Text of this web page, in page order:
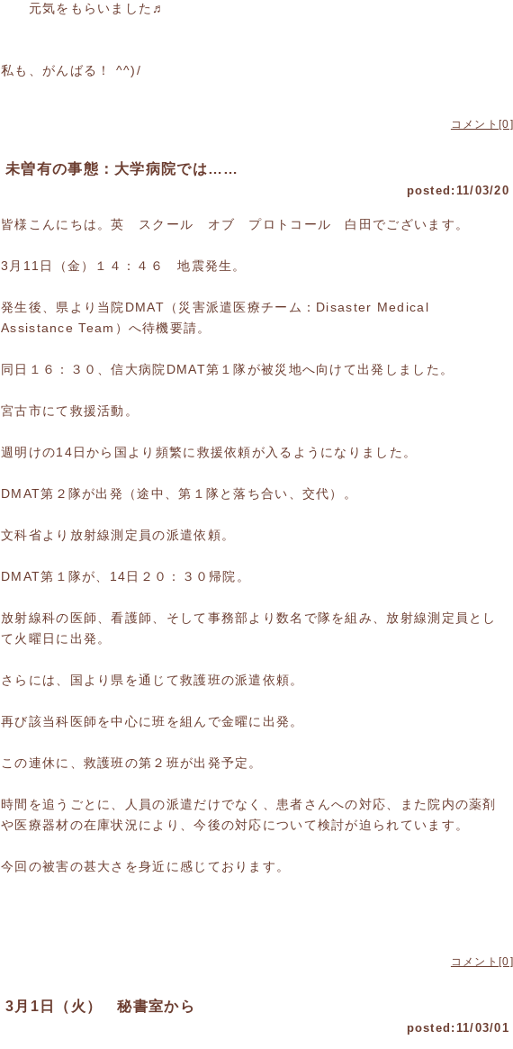
元気をもらいました♬
私も、がんばる！ ^^)/
コメント[0]
未曽有の事態：大学病院では……
posted:11/03/20
皆様こんにちは。英 スクール オブ プロトコール 白田でございます。
3月11日（金）１４：４６ 地震発生。
発生後、県より当院DMAT（災害派遣医療チーム：Disaster Medical
Assistance Team）へ待機要請。
同日１６：３０、信大病院DMAT第１隊が被災地へ向けて出発しました。
宮古市にて救援活動。
週明けの14日から国より頻繁に救援依頼が入るようになりました。
DMAT第２隊が出発（途中、第１隊と落ち合い、交代）。
文科省より放射線測定員の派遣依頼。
DMAT第１隊が、14日２０：３０帰院。
放射線科の医師、看護師、そして事務部より数名で隊を組み、放射線測定員とし
て火曜日に出発。
さらには、国より県を通じて救護班の派遣依頼。
再び該当科医師を中心に班を組んで金曜に出発。
この連休に、救護班の第２班が出発予定。
時間を追うごとに、人員の派遣だけでなく、患者さんへの対応、また院内の薬剤
や医療器材の在庫状況により、今後の対応について検討が迫られています。
今回の被害の甚大さを身近に感じております。
コメント[0]
3月1日（火） 秘書室から
posted:11/03/01